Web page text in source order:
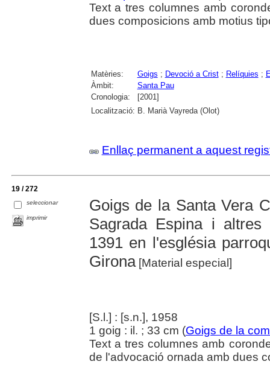
Text a tres columnes amb
dues composicions amb motius
Matèries: Goigs ; Devoció a Crist; Relíquies ;
Àmbit:
Santa Pau
Cronologia:
[2001]
Localització: B. Marià Vayreda (Olot)
Enllaç permanent a aquest
19 / 272
seleccionar
imprimir
Goigs de la Santa Vera
Sagrada Espina i
1391 en l'església
Girona[Material especial]
[S.l.] : [s.n.], 1958
1 goig : il. ; 33 cm (Goigs de la
Text a tres columnes amb
de l'advocació ornada amb dues